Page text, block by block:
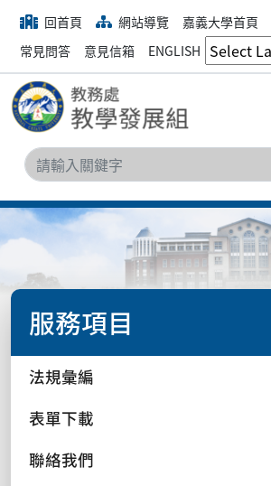
回首頁 網站導覽 嘉義大學首頁
常見問答
意見信箱 ENGLISH
服務項目
法規彙編
表單下載
聯絡我們